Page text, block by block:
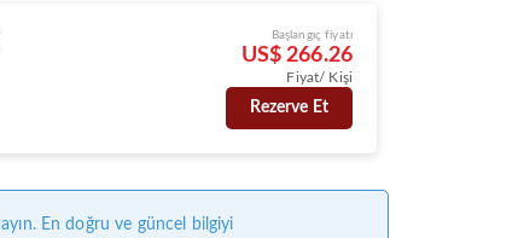
Başlangıç fiyatı
US$ 266.26
Fiyat/ Kişi
Rezerve Et
En doğru ve güncel bilgiyi